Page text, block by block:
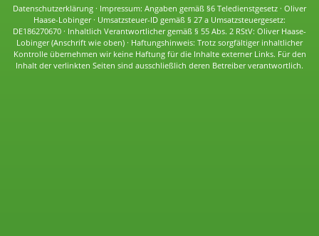
Datenschutzerklärung · Impressum: Angaben gemäß §6 Teledienstgesetz · Oliver
Haase-Lobinger · Umsatzsteuer-ID gemäß § 27 a Umsatzsteuergesetz:
DE186270670 · Inhaltlich Verantwortlicher gemäß § 55 Abs. 2 RStV: Oliver Haase-
Lobinger (Anschrift wie oben) · Haftungshinweis: Trotz sorgfältiger inhaltlicher
Kontrolle übernehmen wir keine Haftung für die Inhalte externer Links. Für den
Inhalt der verlinkten Seiten sind ausschließlich deren Betreiber verantwortlich.